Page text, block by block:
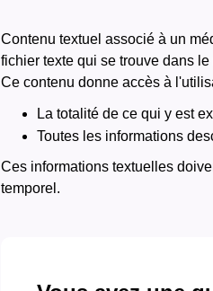
Contenu textuel associé à un
fichier texte qui se trouve dans
Ce contenu donne accès à
La totalité de ce qui y est
Toutes les informations
Ces informations textuelles
temporel.